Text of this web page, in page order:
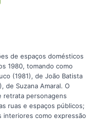
de espaços domésticos
1980, tomando como
(1981), de João Batista
de Suzana Amaral. O
retrata personagens
ruas e espaços públicos;
interiores como expressão